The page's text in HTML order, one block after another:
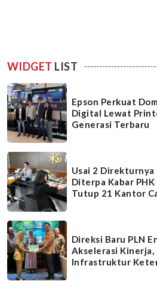
WIDGET LIST
Epson Perkuat
Digital Lewat
Generasi Terbaru
Usai 2 Direkturnya
Diterpa Kabar
Tutup 21 Kantor
Direksi Baru PLN
Akselerasi Kinerja,
Infrastruktur